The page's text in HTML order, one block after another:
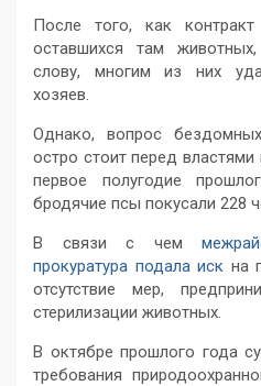
После того, как
оставшихся там
слову, многим из них
хозяев.
Однако, вопрос
остро стоит перед
первое полугодие
бродячие псы покусали 228
В связи с чем
прокуратура подала иск на
отсутствие мер,
стерилизации животных.
В октябре прошлого года
требования